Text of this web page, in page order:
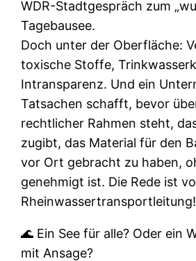
WDR-Stadtgespräch zum
Tagebausee.
Doch unter der Oberfläche:
toxische Stoffe,
Intransparenz. Und ein
Tatsachen schafft, bevor
rechtlicher Rahmen steht,
zugibt, das Material für den
vor Ort gebracht zu haben,
genehmigt ist. Die Rede ist
Rheinwassertransportleitung!
🌊 Ein See für alle? Oder ein
mit Ansage?